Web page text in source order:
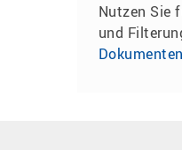
Nutzen Sie
und